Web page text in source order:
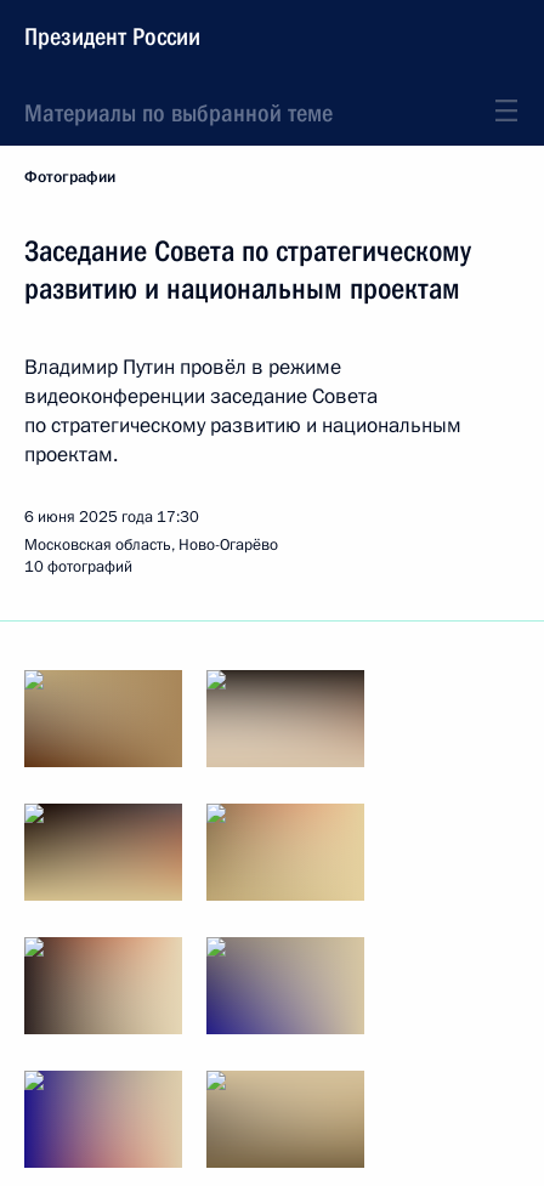
Президент России
Материалы по выбранной теме
Фотографии
Заседание Совета по стратегическому
развитию и национальным проектам
Владимир Путин провёл в режиме
видеоконференции заседание Совета
по стратегическому развитию и национальным
проектам.
6 июня 2025 года 17:30
Московская область, Ново-Огарёво
10 фотографий